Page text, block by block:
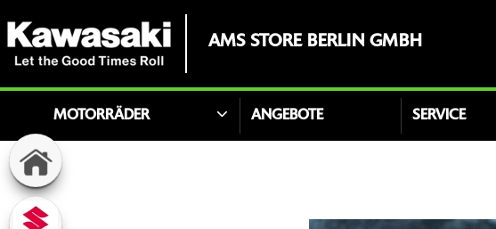
AMS STORE BERLIN GMBH
MOTORRÄDER ANGEBOTE SERVICE